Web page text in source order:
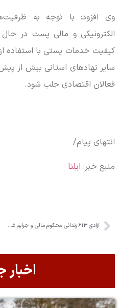
وی افزود: با توجه به
الکترونیکی و مالی پست در
کیفیت خدمات پستی با استفاده
سایر نهادهای استانی بیش از
فعالان اقتصادی جلب شود.
انتهای پیام/
منبع خبر: ایلنا
آزادی ۶۱۳ زندانی محکوم مالی و جرایم غیرعمد استان البرز در سال ۱۴۰۴